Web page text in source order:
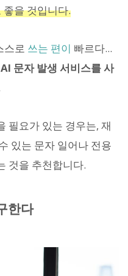
을 것입니다.
스로 쓰는 편이 빠르다...
문자 발생 서비스를 사
필요가 있는 경우는, 재
있는 문자 일어나 전용
것을 추천합니다.
한다